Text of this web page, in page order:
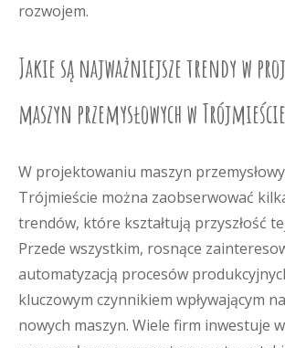
rozwojem.
Jakie są najważniejsze trendy w
maszyn przemysłowych w Trójmieście
W projektowaniu maszyn
Trójmieście można zaobserwować
trendów, które kształtują przyszłość
Przede wszystkim, rosnące
automatyzacją procesów
kluczowym czynnikiem wpływającym
nowych maszyn. Wiele firm inwestuje